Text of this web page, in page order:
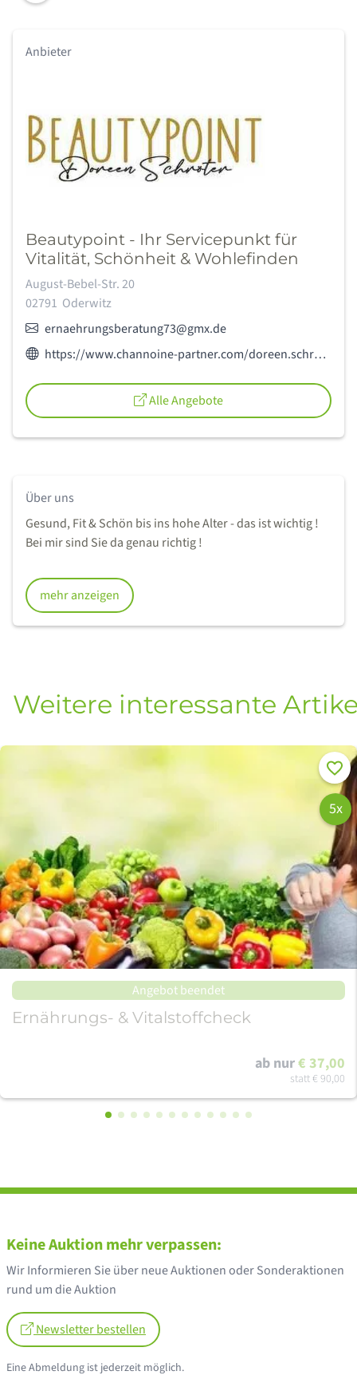
Anbieter
Beautypoint - Ihr Servicepunkt für
Vitalität, Schönheit & Wohlefinden
Adresse:
August-Bebel-Str. 20
02791 Oderwitz
E-Mail:ernaehrungsberatung73@gmx.de
Webseite des Anbieters:
https://www.channoine-partner.com/doreen.schroeter
Alle Angebote
Über uns
Gesund, Fit & Schön bis ins hohe Alter - das ist wichtig !
Bei mir sind Sie da genau richtig !
mehr anzeigen
Weitere interessante
5x
Angebot beendet
Ernährungs- & Vitalstoffcheck
ab nur€ 37,00
statt€ 90,00
Keine Auktion mehr verpassen:
Wir Informieren Sie über neue Auktionen oder Sonderaktionen
rund um die Auktion
Newsletter bestellen
Eine Abmeldung ist jederzeit möglich.